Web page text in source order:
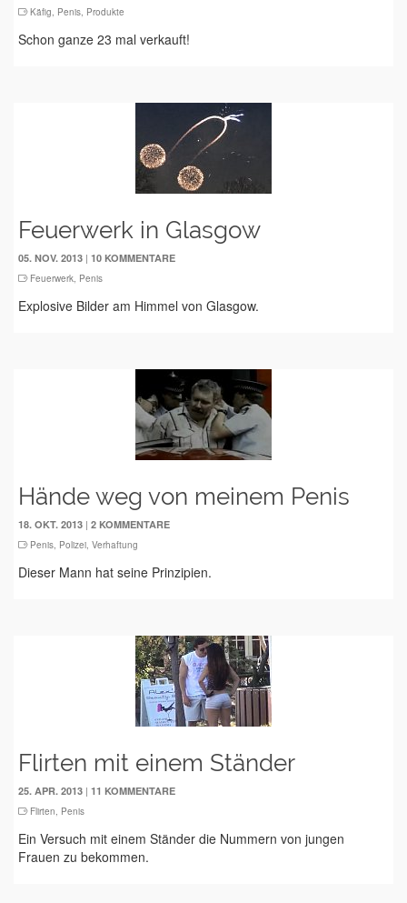
Käfig, Penis, Produkte
Schon ganze 23 mal verkauft!
Feuerwerk in Glasgow
05. NOV. 2013 | 10 KOMMENTARE
Feuerwerk, Penis
Explosive Bilder am Himmel von Glasgow.
Hände weg von meinem Penis
18. OKT. 2013 | 2 KOMMENTARE
Penis, Polizei, Verhaftung
Dieser Mann hat seine Prinzipien.
Flirten mit einem Ständer
25. APR. 2013 | 11 KOMMENTARE
Flirten, Penis
Ein Versuch mit einem Ständer die Nummern von jungen
Frauen zu bekommen.